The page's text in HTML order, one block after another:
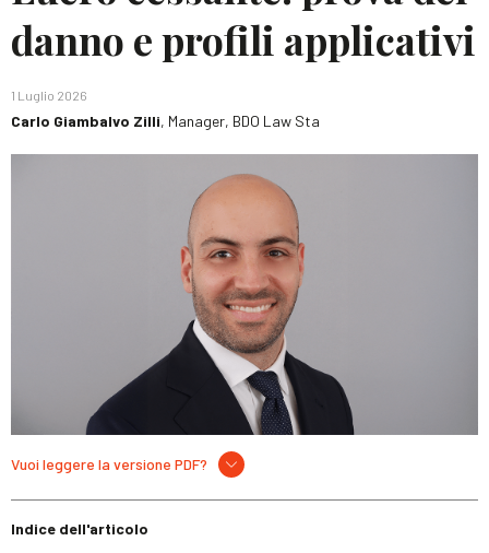
danno e profili applicativi
1 Luglio 2026
Carlo Giambalvo Zilli, Manager, BDO Law Sta
Vuoi leggere la versione PDF?
Indice dell'articolo